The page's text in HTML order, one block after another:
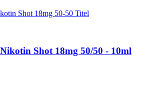
Shot 18mg 50/50 - 10ml